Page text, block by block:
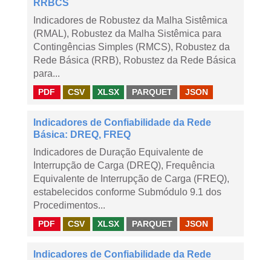
RRBCS
Indicadores de Robustez da Malha Sistêmica
(RMAL), Robustez da Malha Sistêmica para
Contingências Simples (RMCS), Robustez da
Rede Básica (RRB), Robustez da Rede Básica
para...
PDF CSV XLSX PARQUET JSON
Indicadores de Confiabilidade da Rede
Básica: DREQ, FREQ
Indicadores de Duração Equivalente de
Interrupção de Carga (DREQ), Frequência
Equivalente de Interrupção de Carga (FREQ),
estabelecidos conforme Submódulo 9.1 dos
Procedimentos...
PDF CSV XLSX PARQUET JSON
Indicadores de Confiabilidade da Rede